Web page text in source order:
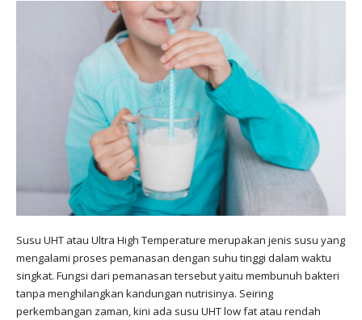
Susu UHT atau Ultra High Temperature merupakan jenis susu yang
mengalami proses pemanasan dengan suhu tinggi dalam waktu
singkat. Fungsi dari pemanasan tersebut yaitu membunuh bakteri
tanpa menghilangkan kandungan nutrisinya. Seiring
perkembangan zaman, kini ada susu UHT low fat atau rendah